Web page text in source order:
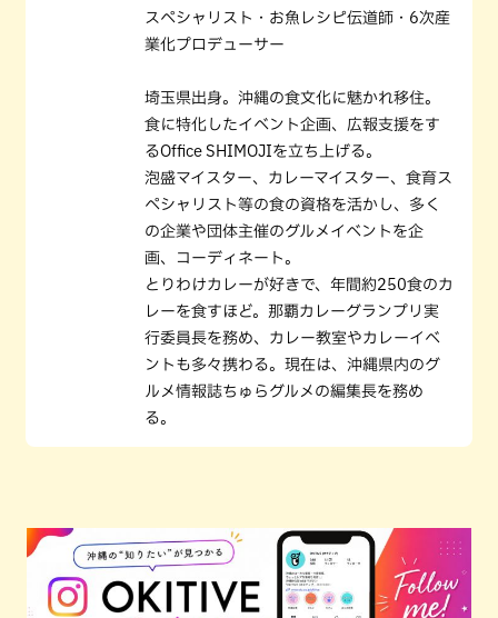
スぺシャリスト・お魚レシピ伝道師・6次産
業化プロデューサー
埼玉県出身。沖縄の食文化に魅かれ移住。
食に特化したイベント企画、広報支援をす
るOffice SHIMOJIを立ち上げる。
泡盛マイスター、カレーマイスター、食育ス
ペシャリスト等の食の資格を活かし、多く
の企業や団体主催のグルメイベントを企
画、コーディネート。
とりわけカレーが好きで、年間約250食のカ
レーを食すほど。那覇カレーグランプリ実
行委員長を務め、カレー教室やカレーイベ
ントも多々携わる。現在は、沖縄県内のグ
ルメ情報誌ちゅらグルメの編集長を務め
る。